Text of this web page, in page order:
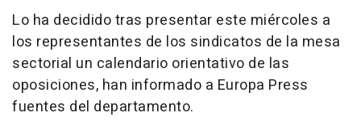
Lo ha decidido tras presentar este miércoles a
los representantes de los sindicatos de la mesa
sectorial un calendario orientativo de las
oposiciones, han informado a Europa Press
fuentes del departamento.